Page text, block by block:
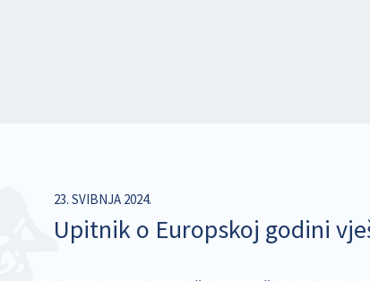
23. SVIBNJA 2024.
Upitnik o Europskoj godini